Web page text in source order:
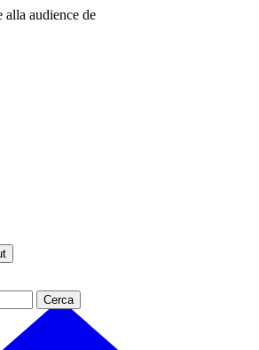
alla audience de
Cerca